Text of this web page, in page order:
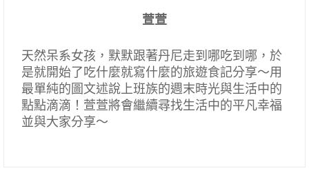
萱萱
天然呆系女孩，默默跟著丹尼走到哪吃到哪，於
是就開始了吃什麼就寫什麼的旅遊食記分享～用
最單純的圖文述說上班族的週末時光與生活中的
點點滴滴！萱萱將會繼續尋找生活中的平凡幸福
並與大家分享～